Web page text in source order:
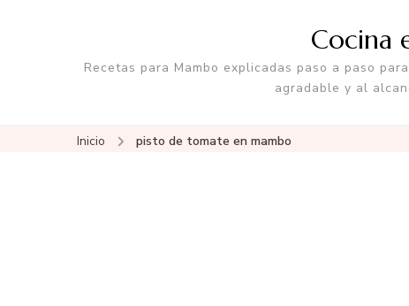
Cocina
Recetas para Mambo explicadas paso a paso
agradable y al
Inicio pisto de tomate en mambo